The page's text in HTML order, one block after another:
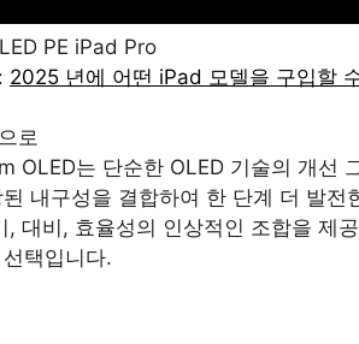
PE iPad Pro
2025 년에 어떤 iPad 모델을 구입할
로
OLED는 단순한 OLED 기술의 개선
내구성을 결합하여 한 단계 더 발
, 대비, 효율성의 인상적인 조합을 제
택입니다.